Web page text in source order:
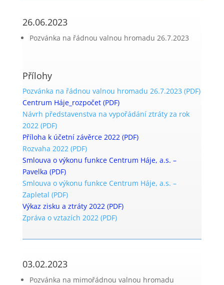
26.06.2023
Pozvánka na řádnou valnou hromadu 26.7.2023
Přílohy
Pozvánka na řádnou valnou hromadu 26.7.2023 (PDF)
Centrum Háje_rozpočet (PDF)
Návrh představenstva na vypořádání ztráty za rok
2022 (PDF)
Příloha k účetní závěrce 2022 (PDF)
Rozvaha 2022 (PDF)
Smlouva o výkonu funkce Centrum Háje, a.s. –
Pavelka (PDF)
Smlouva o výkonu funkce Centrum Háje, a.s. –
Zapletal (PDF)
Výkaz zisku a ztráty 2022 (PDF)
Zpráva o vztazích 2022 (PDF)
03.02.2023
Pozvánka na mimořádnou valnou hromadu